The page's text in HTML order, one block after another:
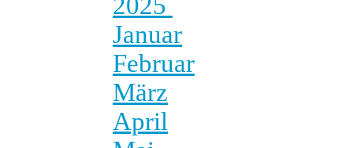
Januar
Februar
März
April